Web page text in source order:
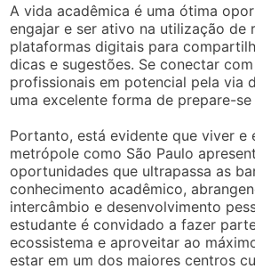
A vida acadêmica é uma ótima
engajar e ser ativo na utilização de
plataformas digitais para
dicas e sugestões. Se conectar
profissionais em potencial pela via
uma excelente forma de prepare-
Portanto, está evidente que viver e
metrópole como São Paulo
oportunidades que ultrapassa as
conhecimento acadêmico,
intercâmbio e desenvolvimento
estudante é convidado a fazer
ecossistema e aproveitar ao
estar em um dos maiores centros